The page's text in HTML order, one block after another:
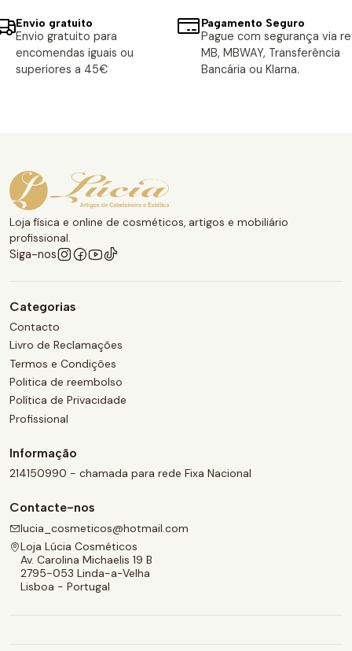
Envio gratuito
Envio gratuito para
encomendas iguais ou
superiores a 45€
Pagamento Seguro
Pague com segurança via
MB, MBWAY, Transferência
Bancária ou Klarna.
Loja física e online de cosméticos, artigos e mobiliário
profissional.
Siga-nos
Categorias
Contacto
Livro de Reclamações
Termos e Condições
Politica de reembolso
Política de Privacidade
Profissional
Informação
214150990 - chamada para rede Fixa Nacional
Contacte-nos
lucia_cosmeticos@hotmail.com
Loja Lúcia Cosméticos
Av. Carolina Michaelis 19 B
2795-053 Linda-a-Velha
Lisboa - Portugal